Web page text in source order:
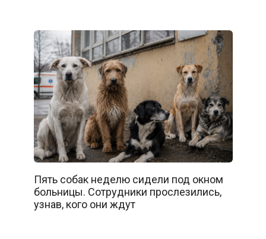
Пять собак неделю сидели под окном
больницы. Сотрудники прослезились,
узнав, кого они ждут